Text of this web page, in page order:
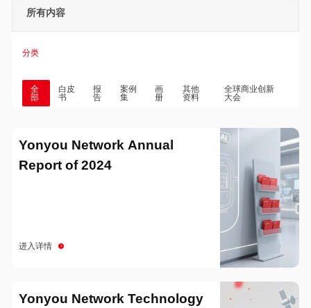
所有内容
分类
全
部
白皮
书
报
告
案例
集
画
册
其他
资料
全球商业创新
大会
Yonyou Network Annual
Report of 2024
进入详情
Yonyou Network Technology